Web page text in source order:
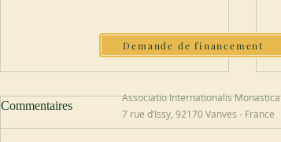
Commentaires
Demande de financement
Associatio Internationalis Monastica
7 rue d’Issy, 92170 Vanves - France